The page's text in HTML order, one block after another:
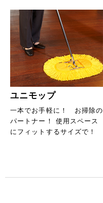
ユニモップ
一本でお手軽に！ お掃除の
パートナー！ 使用スペース
にフィットするサイズで！